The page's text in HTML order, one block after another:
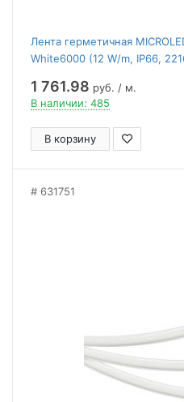
Лента герметичная
White6000 (12 W/m, IP66,
1 761.98 руб. / м.
В наличии: 485
В корзину
631751